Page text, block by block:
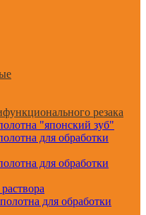
резака
"японский зуб"
для обработки
для обработки
для обработки